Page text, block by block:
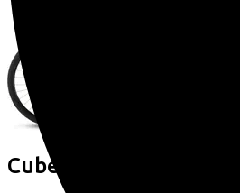
Cube NULANE ONE